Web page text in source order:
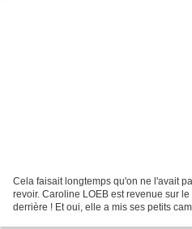
Cela faisait longtemps qu'on ne l'avait
revoir. Caroline LOEB est revenue sur
derrière ! Et oui, elle a mis ses petits